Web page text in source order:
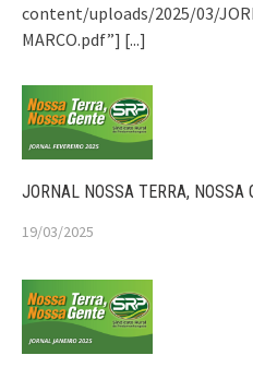
content/uploads/2025/03/
MARCO.pdf”] [...]
JORNAL NOSSA TERRA, NOSSA
19/03/2025